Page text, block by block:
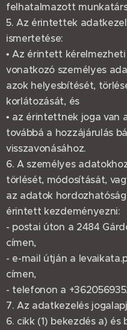
felhatalmazott
5. Az érintettek
ismertetése:
• Az érintett
vonatkozó személyes
azok helyesbítését,
korlátozását, és
• az érintettnek joga van
továbbá a hozzájárulás
visszavonásához.
6. A személyes
törlését, módosítását,
az adatok
érintett kezdeményezni:
- postai úton a 2484
címen,
- e-mail útján a
címen,
- telefonon a
7. Az adatkezelés
6. cikk (1) bekezdés a) és